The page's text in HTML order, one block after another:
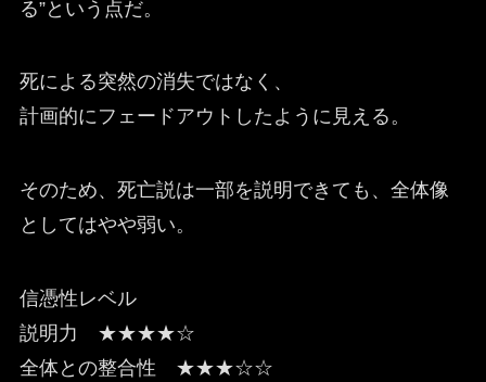
る”という点だ。
死による突然の消失ではなく、
計画的にフェードアウトしたように見える。
そのため、死亡説は一部を説明できても、全体像
としてはやや弱い。
信憑性レベル
説明力 ★★★★☆
全体との整合性 ★★★☆☆